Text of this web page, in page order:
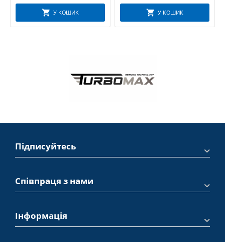
У КОШИК У КОШИК
Підписуйтесь
Співпраця з нами
Інформація